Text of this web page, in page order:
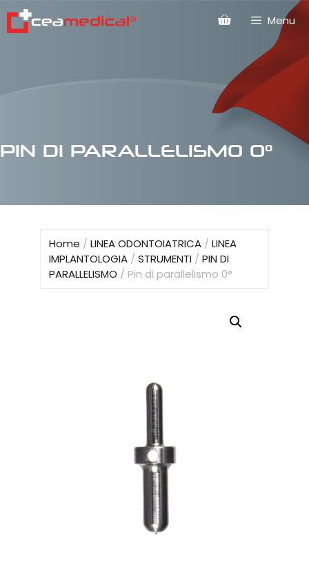
Menu
PIN DI PARALLELISMO 0°
Home / LINEA ODONTOIATRICA/ LINEA
IMPLANTOLOGIA/ STRUMENTI/ PIN DI
PARALLELISMO / Pin di parallelismo 0°